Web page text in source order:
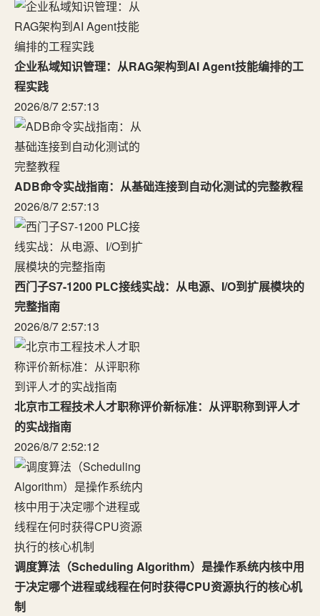
企业私域知识管理：从RAG架构到AI Agent技能编排的工
程实践
2026/8/7 2:57:13
ADB命令实战指南：从基础连接到自动化测试的完整教程
2026/8/7 2:57:13
西门子S7-1200 PLC接线实战：从电源、I/O到扩展模块的
完整指南
2026/8/7 2:57:13
北京市工程技术人才职称评价新标准：从评职称到评人才
的实战指南
2026/8/7 2:52:12
调度算法（Scheduling Algorithm）是操作系统内核中用
于决定哪个进程或线程在何时获得CPU资源执行的核心机
制